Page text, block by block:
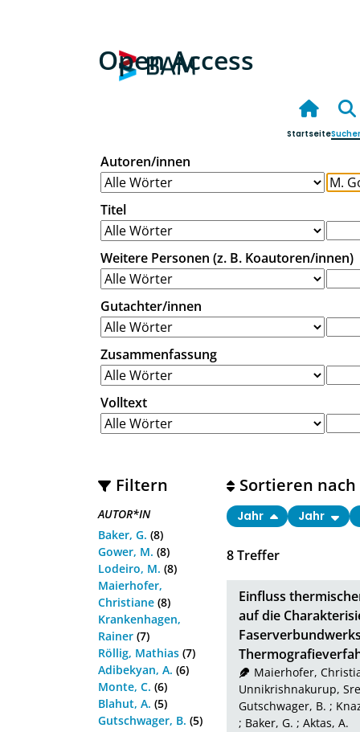
Open Access
Startseite
Autoren/innen
Titel
Weitere Personen (z. B. Koautoren/innen)
Gutachter/innen
Zusammenfassung
Volltext
Filtern
AUTOR*IN
Baker, G. (8)
Gower, M. (8)
Lodeiro, M. (8)
Maierhofer,
Christiane (8)
Krankenhagen,
Rainer (7)
Röllig, Mathias (7)
Adibekyan, A. (6)
Monte, C. (6)
Blahut, A. (5)
Gutschwager, B. (5)
8Treffer
Sortieren nach
Jahr Jahr
Einfluss
auf die
Maierhofer,
Unnikrishnakurup,
Gutschwager, B. ;
; Baker, G. ; Aktas, A.